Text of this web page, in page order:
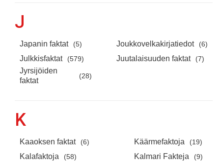
J
Japanin faktat (5) Joukkovelkakirjatiedot (6)
Julkkisfaktat (579) Juutalaisuuden faktat (7)
Jyrsijöiden
faktat
(28)
K
Kaaoksen faktat (6) Käärmefaktoja (19)
Kalafaktoja (58) Kalmari Fakteja (9)